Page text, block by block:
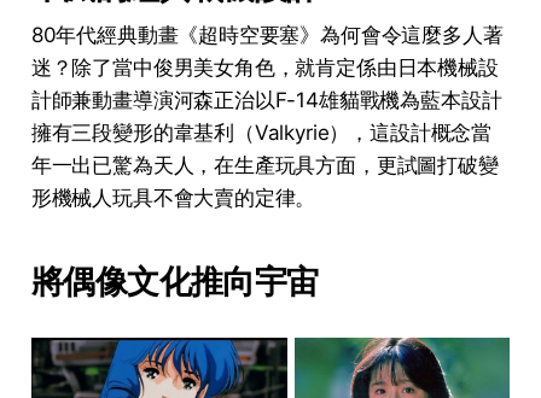
80年代經典動畫《超時空要塞》為何會令這麼多人著
迷？除了當中俊男美女角色，就肯定係由日本機械設
計師兼動畫導演河森正治以F-14雄貓戰機為藍本設計
擁有三段變形的韋基利（Valkyrie），這設計概念當
年一出已驚為天人，在生產玩具方面，更試圖打破變
形機械人玩具不會大賣的定律。
將偶像文化推向宇宙